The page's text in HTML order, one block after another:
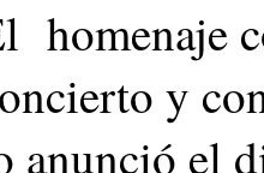
homenaje
y
anunció el